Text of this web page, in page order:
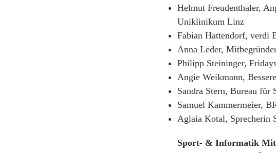
Helmut Freudenthaler,
Uniklinikum Linz
Fabian Hattendorf, verdi
Anna Leder,
Philipp Steininger,
Angie Weikmann,
Sandra Stern, Bureau für
Samuel Kammermeier,
Aglaia Kotal, Sprecherin
Sport- & Informatik